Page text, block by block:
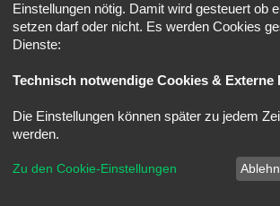
Einstellungen nötig. Damit wird gesteuert ob
setzen darf oder nicht. Es werden Cookies
Dienste:
Technisch notwendige Cookies & Externe
Die Einstellungen können später zu jedem
werden.
Zu den Cookie-Einstellungen